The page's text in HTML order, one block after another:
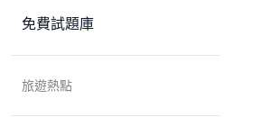
免費試題庫
旅遊熱點